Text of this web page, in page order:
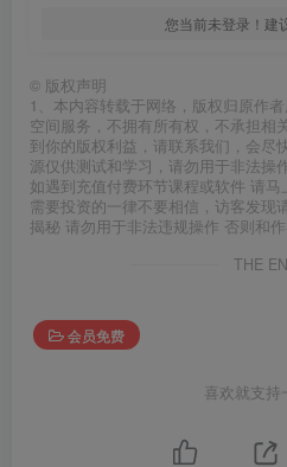
您当前未登录！建
© 版权声明
1、本内容转载于网络，版权归原作
空间服务，不拥有所有权，不承担相
到你的版权利益，请联系我们，会尽
源仅供测试和学习，请勿用于非法操
如遇到充值付费环节课程或软件 请
需要投资的一律不要相信，访客发现
揭秘 请勿用于非法违规操作 否则和
THE
会员免费
喜欢就支持